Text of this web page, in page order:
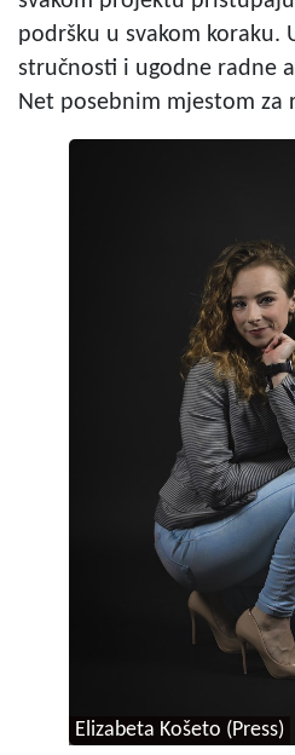
podršku u svakom koraku.
stručnosti i ugodne radne
Net posebnim mjestom za
Elizabeta Košeto (Press)